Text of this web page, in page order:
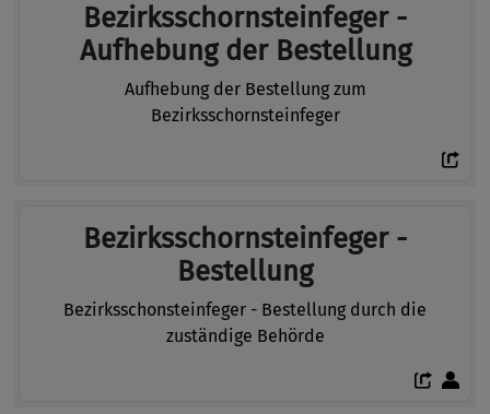
Bezirksschornsteinfeger -
Aufhebung der Bestellung
Aufhebung der Bestellung zum
Bezirksschornsteinfeger
Bezirksschornsteinfeger -
Bestellung
Bezirksschonsteinfeger - Bestellung durch die
zuständige Behörde